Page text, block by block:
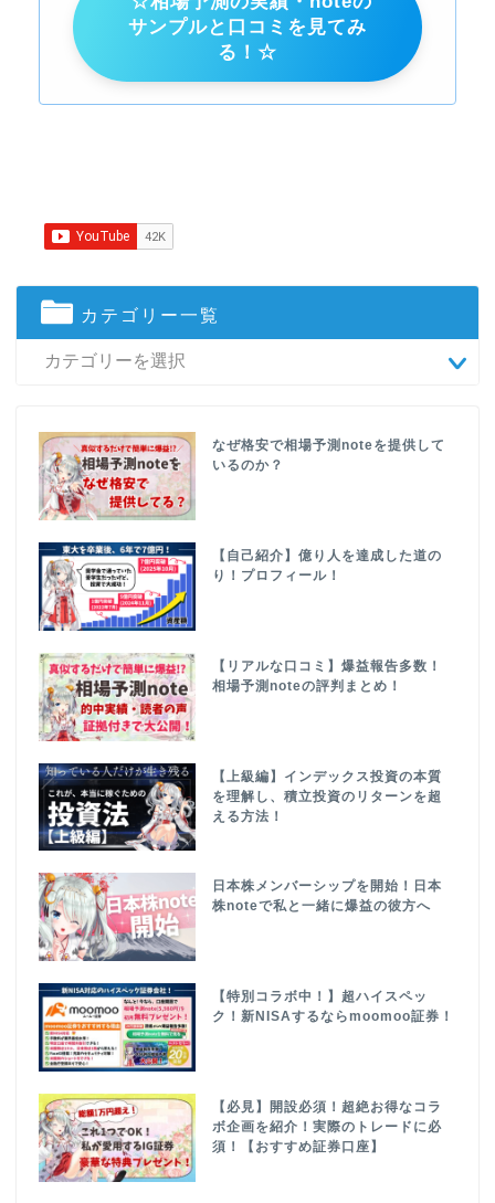
サンプルと口コミを見てみ
る！☆
カテゴリー一覧
なぜ格安で相場予測noteを提供して
いるのか？
【自己紹介】億り人を達成した道の
り！プロフィール！
【リアルな口コミ】爆益報告多数！
相場予測noteの評判まとめ！
【上級編】インデックス投資の本質
を理解し、積立投資のリターンを超
える方法！
日本株メンバーシップを開始！日本
株noteで私と一緒に爆益の彼方へ
【特別コラボ中！】超ハイスペッ
ク！新NISAするならmoomoo証券！
【必見】開設必須！超絶お得なコラ
ボ企画を紹介！実際のトレードに必
須！【おすすめ証券口座】